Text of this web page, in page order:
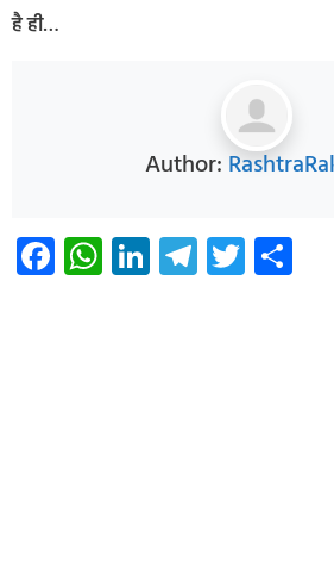
है ही…
Author:
Facebook
WhatsApp
LinkedIn
Telegram